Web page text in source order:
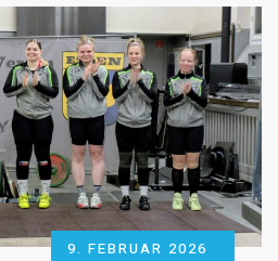
POSTED
9. FEBRUAR 2026